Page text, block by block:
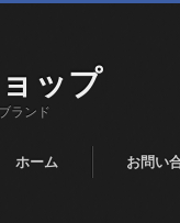
ップ
ランド
ホーム お問い